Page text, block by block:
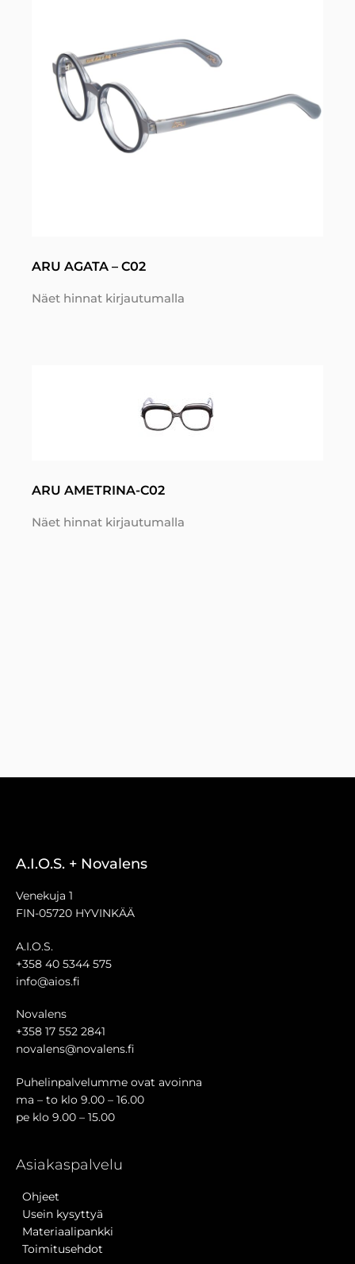
ARU AGATA – C02
Näet hinnat kirjautumalla
ARU AMETRINA-C02
Näet hinnat kirjautumalla
A.I.O.S. + Novalens
Venekuja 1
FIN-05720 HYVINKÄÄ
A.I.O.S.
+358 40 5344 575
info@aios.fi
Novalens
+358 17 552 2841
novalens@novalens.fi
Puhelinpalvelumme ovat avoinna
ma – to klo 9.00 – 16.00
pe klo 9.00 – 15.00
Asiakaspalvelu
Ohjeet
Usein kysyttyä
Materiaalipankki
Toimitusehdot